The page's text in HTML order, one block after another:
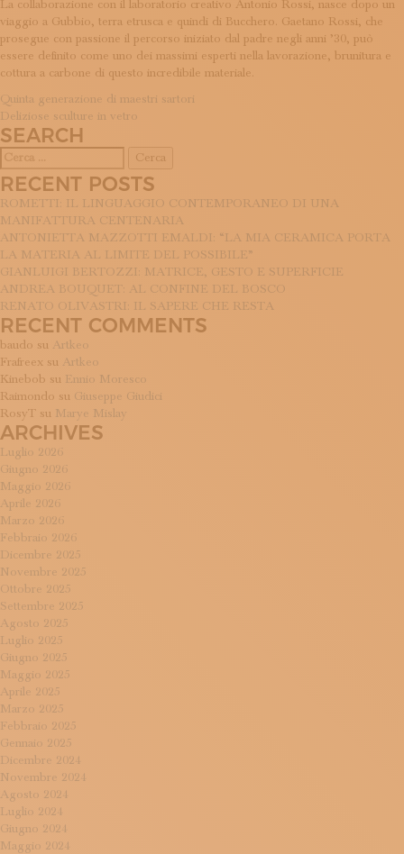
ISCRIVITI ALLA NEWSLETTER
SOSTIENICI
MAGAZINE
TUTTI I CONTENUTI
INTERVISTE
ITINERARI
ISCRIVITI
La collaborazione con il laboratorio creativo Antonio Rossi, nasce dopo un
viaggio a Gubbio, terra etrusca e quindi di Bucchero. Gaetano Rossi, che
prosegue con passione il percorso iniziato dal padre negli anni ’30, può
essere definito come uno dei massimi esperti nella lavorazione, brunitura e
cottura a carbone di questo incredibile materiale.
NAVIGAZIONE
ARTICOLI
Quinta generazione di maestri sartori
Deliziose sculture in vetro
SEARCH
per:
RECENT POSTS
ROMETTI: IL LINGUAGGIO CONTEMPORANEO DI UNA
MANIFATTURA CENTENARIA
ANTONIETTA MAZZOTTI EMALDI: “LA MIA CERAMICA PORTA
LA MATERIA AL LIMITE DEL POSSIBILE”
GIANLUIGI BERTOZZI: MATRICE, GESTO E SUPERFICIE
ANDREA BOUQUET: AL CONFINE DEL BOSCO
RENATO OLIVASTRI: IL SAPERE CHE RESTA
RECENT COMMENTS
baudo su Artkeo
Frafreex su Artkeo
Kinebob su Ennio Moresco
Raimondo su Giuseppe Giudici
RosyT su Marye Mislay
ARCHIVES
Luglio 2026
Giugno 2026
Maggio 2026
Aprile 2026
Marzo 2026
Febbraio 2026
Dicembre 2025
Novembre 2025
Ottobre 2025
Settembre 2025
Agosto 2025
Luglio 2025
Giugno 2025
Maggio 2025
Aprile 2025
Marzo 2025
Febbraio 2025
Gennaio 2025
Dicembre 2024
Novembre 2024
Agosto 2024
Luglio 2024
Giugno 2024
Maggio 2024